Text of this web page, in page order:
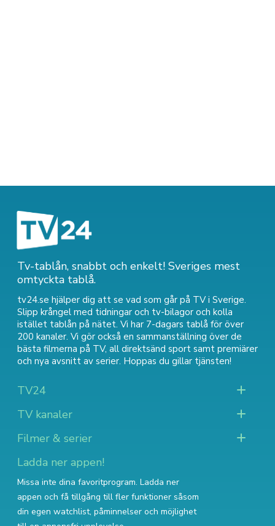
Tv-tablån, snabbt och enkelt! Sveriges mest
omtyckta tablå.
tv24.se hjälper dig att se vad som går på TV i Sverige.
Slipp krångel med tidningar och tv-bilagor och kolla
istället tablån på nätet. Vi har 7-dagars tablå för över
200 kanaler. Vi gör också en sammanställning över de
bästa filmerna på TV, all direktsänd sport samt premiärer
och nya avsnitt av serier. Hoppas du gillar tjänsten!
TV24
TV kanaler
Filmer & serier
Ladda ner appen!
Missa inte dina favoritprogram. Ladda ner
appen och få tillgång till fler funktioner såsom
din egen watchlist, påminnelser och möjlighet